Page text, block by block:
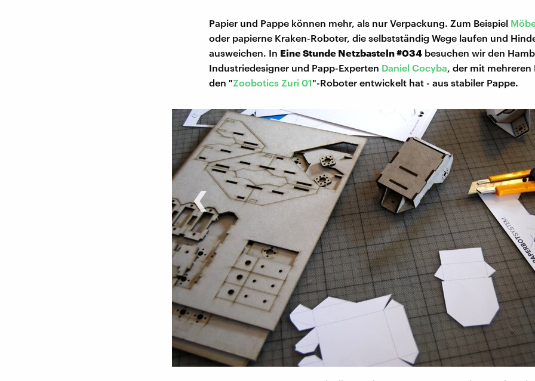
Papier und Pappe können mehr, als nur Verpackung. Zum Beispiel
oder papierne Kraken-Roboter, die selbstständig Wege laufen und
ausweichen. In Eine Stunde Netzbasteln #034 besuchen wir den
Industriedesigner und Papp-Experten Daniel Cocyba, der mit mehreren
den "Zoobotics Zuri 01"-Roboter entwickelt hat - aus stabiler Pappe.
‹